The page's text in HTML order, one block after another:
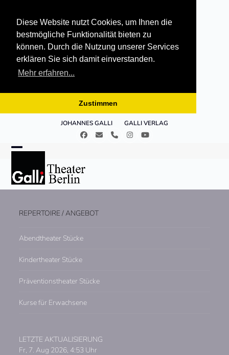
Diese Website nutzt Cookies, um Ihnen die
bestmögliche Funktionalität bieten zu
können. Durch die Nutzung unserer Services
erklären Sie sich damit einverstanden.
Mehr erfahren...
Zustimmen
JOHANNES GALLI GALLI VERLAG
Facebook
E- TelefonInstagramYouTube
mobile
menu
mobile
menu
REPERTOIRE / ANGEBOT
Abendtheater Stücke
Kindertheater Stücke
Präventionstheater Stücke
Kurse für Erwachsene
LETZTE AKTUALISIERUNG
Fr, 7. Aug 2026, 4:53 Uhr